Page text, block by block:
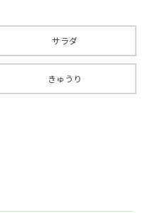
サラダ
きゅうり